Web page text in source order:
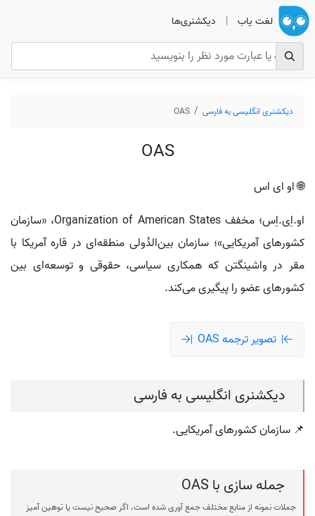
لغت یاب | دیکشنری‌ها
دیکشنری انگلیسی به فارسی OAS
OAS
🌐 او ای اس
او.اِی.اِس؛ مخفف Organization of American States، «سازمان
کشورهای آمریکایی»؛ سازمان بین‌الدُولی منطقه‌ای در قاره آمریکا با
مقر در واشینگتن که همکاری سیاسی، حقوقی و توسعه‌ای بین
کشورهای عضو را پیگیری می‌کند.
تصویر ترجمه OAS
دیکشنری انگلیسی به فارسی
📌 سازمان کشورهای آمریکایی.
جمله سازی با OAS
جملات نمونه از منابع مختلف جمع آوری شده است، اگر صحیح نیست یا توهین آمیز